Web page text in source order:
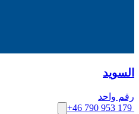
السويد
رقم واحد
+46 790 953 179